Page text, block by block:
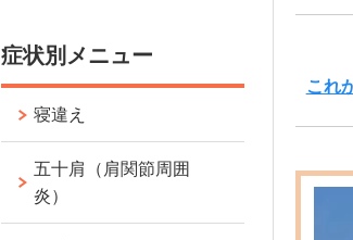
これ
症状別メニュー
寝違え
五十肩（肩関節周囲
炎）